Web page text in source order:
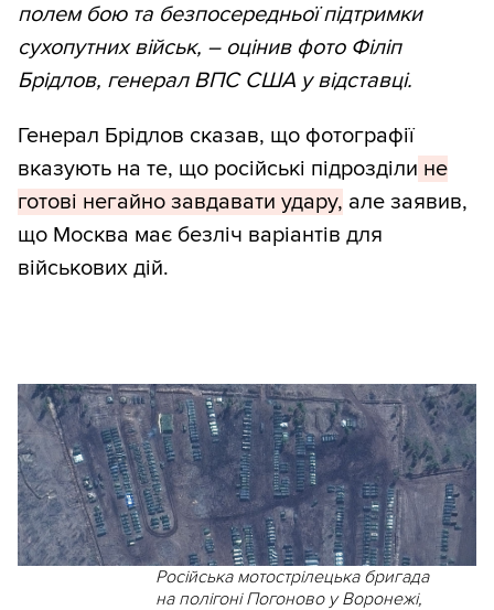
полем бою та безпосередньої підтримки
сухопутних військ, – оцінив фото Філіп
Брідлов, генерал ВПС США у відставці.
Генерал Брідлов сказав, що фотографії
вказують на те, що російські підрозділи не
готові негайно завдавати удару, але заявив,
що Москва має безліч варіантів для
військових дій.
Російська мотострілецька бригада
на полігоні Погоново у Воронежі,